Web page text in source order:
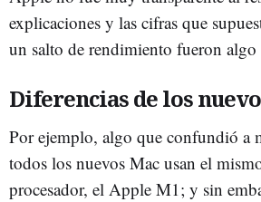
explicaciones y las cifras que
un salto de rendimiento fueron algo
Diferencias de los
Por ejemplo, algo que confundió a
todos los nuevos Mac usan el
procesador, el Apple M1; y sin